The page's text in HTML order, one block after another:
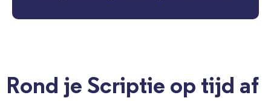
Rond je Scriptie op tijd af